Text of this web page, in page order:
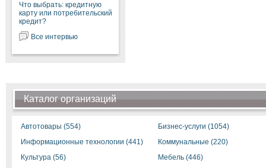
Что выбрать: кредитную
карту или потребительский
кредит?
Все интервью
Каталог организаций
Автотовары (554)
Бизнес-услуги (1054)
Информационные технологии (441)
Коммунальные (220)
Культура (56)
Мебель (446)